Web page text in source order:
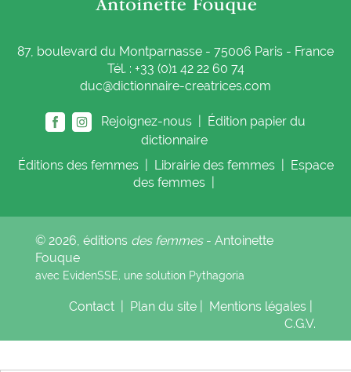
87, boulevard du Montparnasse - 75006 Paris - France
Tél. : +33 (0)1 42 22 60 74
duc@dictionnaire-creatrices.com
Rejoignez-nous |
Édition papier du
dictionnaire
Éditions des femmes Librairie des femmes
Espace
des femmes
© 2026, éditions des femmes- Antoinette
Fouque
avec EvidenSSE, une solution Pythagoria
Contact Plan du site Mentions légales
C.G.V.